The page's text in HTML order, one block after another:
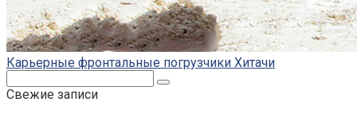
Карьерные фронтальные погрузчики Хитачи
Свежие записи